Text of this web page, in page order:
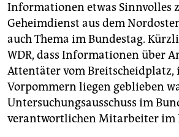
Informationen etwas Sinnvolles
Geheimdienst aus dem
auch Thema im Bundestag.
WDR, dass Informationen über
Attentäter vom Breitscheidplatz,
Vorpommern liegen geblieben
Untersuchungsausschuss im
verantwortlichen Mitarbeiter im